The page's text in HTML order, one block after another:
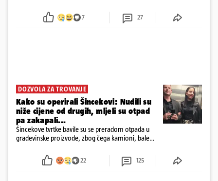
7 27
DOZVOLA ZA TROVANJE
Kako su operirali Šincekovi: Nudili su
niže cijene od drugih, mljeli su otpad
pa zakapali...
Šincekove tvrtke bavile su se preradom otpada u
građevinske proizvode, zbog čega kamioni, bale
22 125